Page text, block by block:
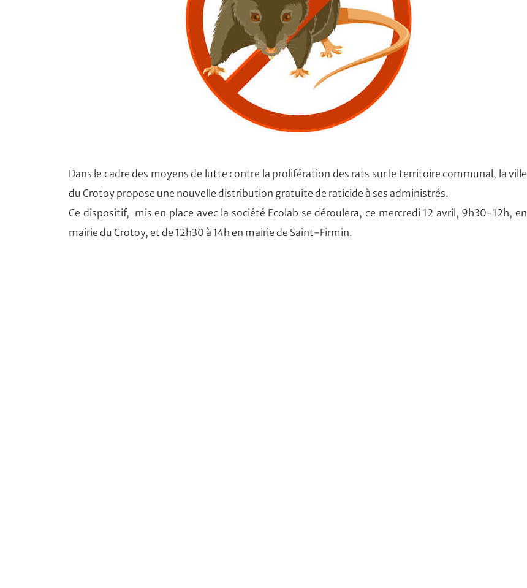
Dans le cadre des moyens de lutte contre la prolifération des rats sur le territoire communal, la ville
du Crotoy propose une nouvelle distribution gratuite de raticide à ses administrés.
Ce dispositif, mis en place avec la société Ecolab se déroulera, ce mercredi 12 avril, 9h30-12h, en
mairie du Crotoy, et de 12h30 à 14h en mairie de Saint-Firmin.